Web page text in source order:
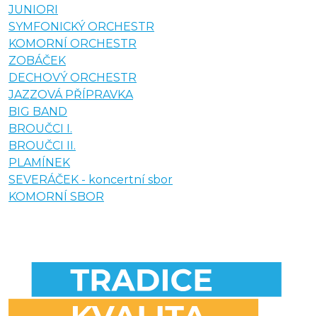
JUNIORI
SYMFONICKÝ ORCHESTR
KOMORNÍ ORCHESTR
ZOBÁČEK
DECHOVÝ ORCHESTR
JAZZOVÁ PŘÍPRAVKA
BIG BAND
BROUČCI I.
BROUČCI II.
PLAMÍNEK
SEVERÁČEK - koncertní sbor
KOMORNÍ SBOR